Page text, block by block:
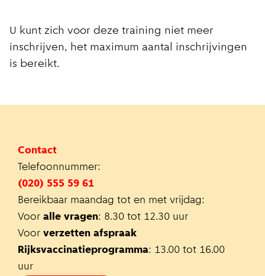
U kunt zich voor deze training niet meer
inschrijven, het maximum aantal inschrijvingen
is bereikt.
Contact
Telefoonnummer:
(020) 555 59 61
Bereikbaar maandag tot en met vrijdag:
Voor alle vragen: 8.30 tot 12.30 uur
Voor verzetten afspraak
Rijksvaccinatieprogramma: 13.00 tot 16.00
uur